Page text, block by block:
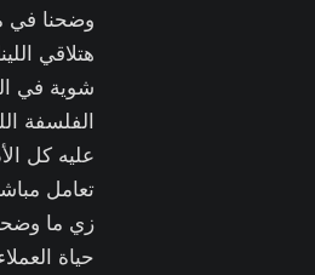
هتلاقي
شوية في
الفلسفة
عليه كل
تعامل
زي ما
حياة